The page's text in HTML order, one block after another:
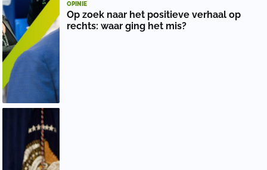
OPINIE
Op zoek naar het positieve verhaal op
rechts: waar ging het mis?